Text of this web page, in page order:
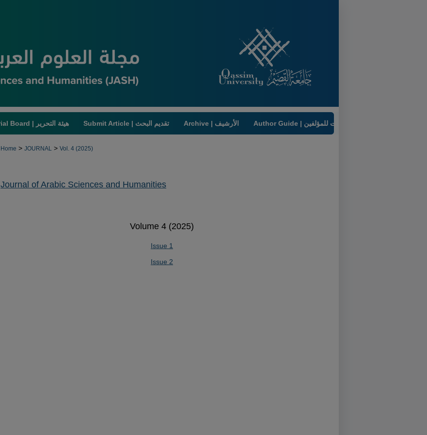
Editorial Board | هيئة التحرير Submit Article | تقديم البحث Archive | الأرشيف Author Guide | إرشادات للمؤلفين
Home > JOURNAL > Vol. 4 (2025)
Journal of Arabic Sciences and Humanities
Volume 4 (2025)
Issue 1
Issue 2